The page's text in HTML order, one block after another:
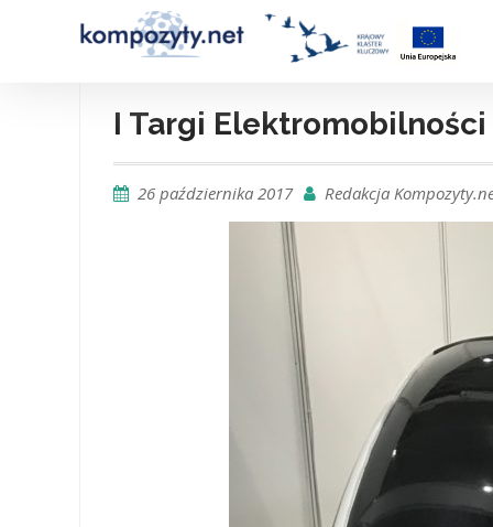
I Targi
26 października 2017 Redakcja